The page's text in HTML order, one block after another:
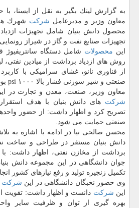
به گزارش لینك بگیر به نقل از ایسنا،
معاون وزیر و مدیرعامل شركت شهرك
محصول دانش بنیان شامل تجهیزات
تجهیزات صنایع نفت و گاز در شیراز رونمایی
این محصولات شامل دستگاه سانتریفیوژ
روش های ازدیاد برداشت از میادین نفتی،
از فناوری نانو، غشای سرامیكی با
صنعتی و شیر سوزنی فشار بالا ۱۰۰۰ psi بود.
معاون وزیر، صنعت، معدن و تجارت در
شركت های دانش بنیان با هدف
تصریح كرد و اظهار داشت: از حضور
صنعتی حمایت می شود.
محسن صالحی نیا در ادامه با اشاره به
دانش بنیان مستقر در طراحی و ساخت
برداشت از مخازن نفتی، اظهار داشت:
جوان دانشگاهی در این مجموعه دانش
تكمیل زنجیره تولید و رفع نیازهای كشور
وی حضور نخبگان دانشگاهی در این شركت
این شركت دانست و اظهار داشت: تقویت
بهره گیری از توان و ظرفیت سایر